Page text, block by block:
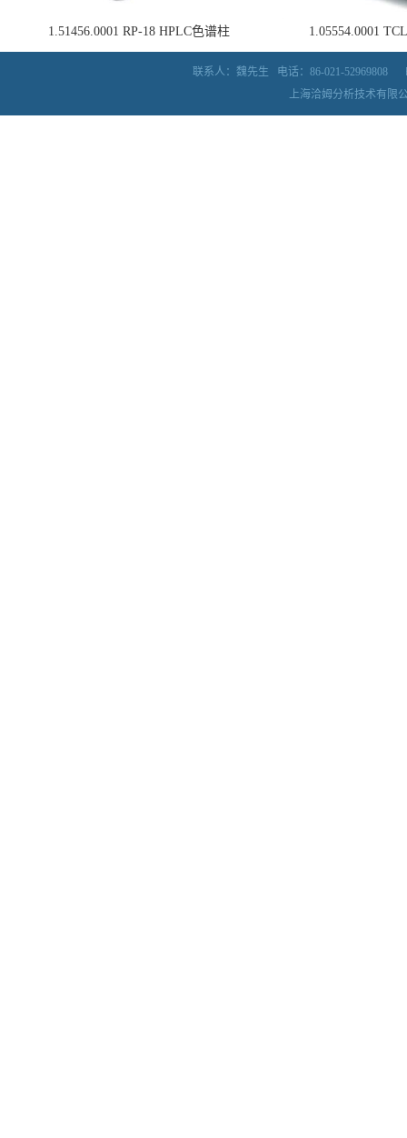
1.51456.0001 RP-18 HPLC色谱柱 1.05554.0001
联系人：魏先生 电话：86-021-52969808
上海洽姆分析技术有限